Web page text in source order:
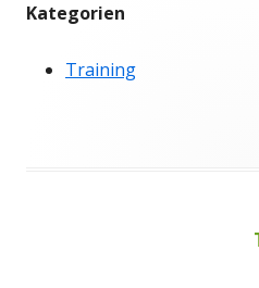
Kategorien
Training